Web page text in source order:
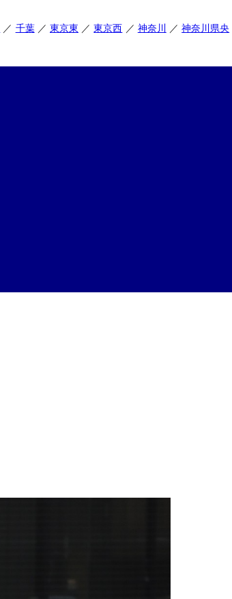
千葉 東京東 東京西 神奈川 神奈川県央